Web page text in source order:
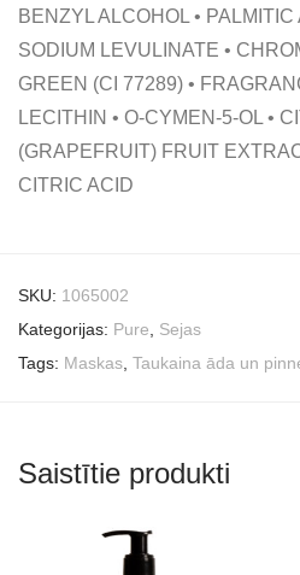
BENZYL ALCOHOL •
SODIUM LEVULINATE •
GREEN (CI 77289) •
LECITHIN • O-CYMEN-5-OL •
(GRAPEFRUIT) FRUIT
CITRIC ACID
SKU: 1065002
Kategorijas: Pure
Sejas
Tags: Maskas Taukaina āda un
Saistītie produkti